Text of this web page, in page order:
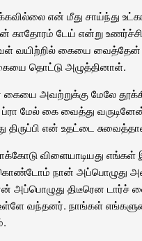
என் மீது சாய்ந்து
காதோரம் டேய் என்று
வயிற்றில் கையை
தொட்டு அழுத்தினாள்.
கையை அவற்றுக்கு மேலே
ப்ரா மேல் கை வைத்து
திருப்பி என் உதட்டை
விளையாடியது எங்கள்
நான் அப்பொழுது
அப்பொழுது திடீரென டார்ச்
வந்தனர். நாங்கள்